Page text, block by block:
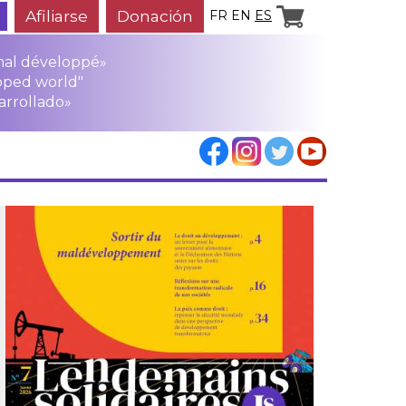
Afiliarse Donación FR EN ES
développé»
world"